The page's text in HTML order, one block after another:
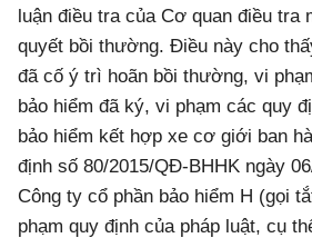
luận điều tra của Cơ quan điều tra
quyết bồi thường. Điều này cho
đã cố ý trì hoãn bồi thường, vi
bảo hiểm đã ký, vi phạm các quy
bảo hiểm kết hợp xe cơ giới ban
định số 80/2015/QĐ-BHHK ngày
Công ty cổ phần bảo hiểm H (gọi
phạm quy định của pháp luật, cụ